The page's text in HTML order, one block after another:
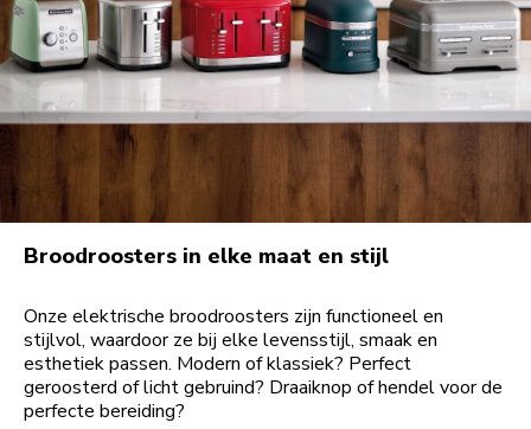
Broodroosters in elke maat en stijl
Onze elektrische broodroosters zijn functioneel en
stijlvol, waardoor ze bij elke levensstijl, smaak en
esthetiek passen. Modern of klassiek? Perfect
geroosterd of licht gebruind? Draaiknop of hendel voor de
perfecte bereiding?